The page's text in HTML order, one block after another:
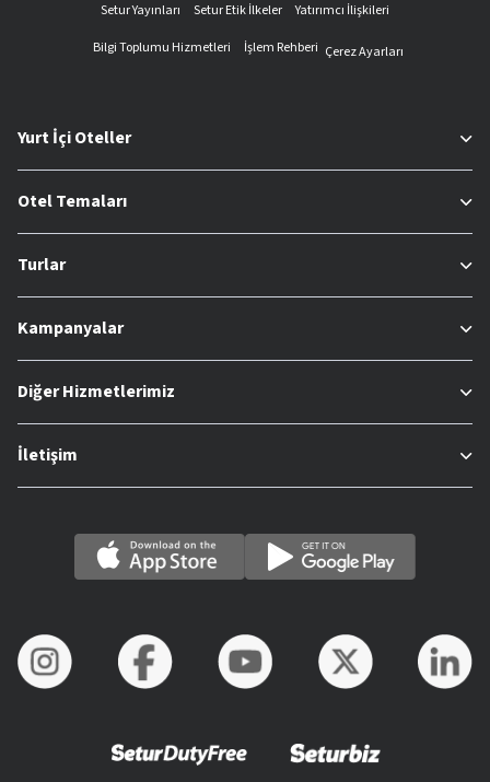
Setur Yayınları
Setur Etik İlkeler
Yatırımcı İlişkileri
Bilgi Toplumu Hizmetleri
İşlem Rehberi Çerez Ayarları
Yurt İçi Oteller
Otel Temaları
Turlar
Kampanyalar
Diğer Hizmetlerimiz
İletişim